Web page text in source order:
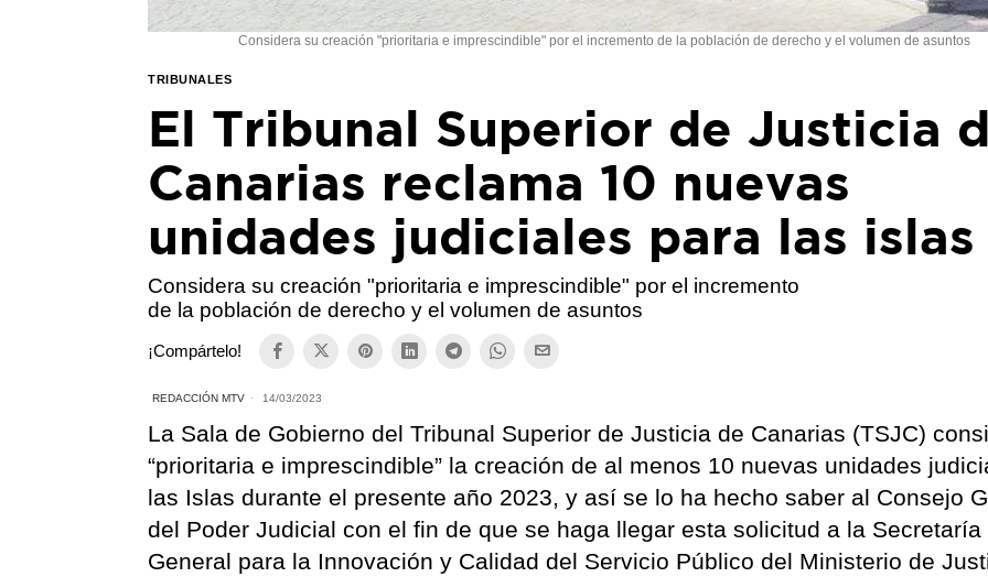
Considera su creación "prioritaria e imprescindible" por el incremento de la población de derecho y el volumen de asuntos
TRIBUNALES
El Tribunal Superior de Justicia
Canarias reclama 10 nuevas
unidades judiciales para las islas
Considera su creación "prioritaria e imprescindible" por el incremento
de la población de derecho y el volumen de asuntos
¡Compártelo!
REDACCIÓN MTV 14/03/2023
La Sala de Gobierno del Tribunal Superior de Justicia de Canarias (TSJC)
“prioritaria e imprescindible” la creación de al menos 10 nuevas unidades
las Islas durante el presente año 2023, y así se lo ha hecho saber al Consejo
del Poder Judicial con el fin de que se haga llegar esta solicitud a la Secretaría
General para la Innovación y Calidad del Servicio Público del Ministerio de